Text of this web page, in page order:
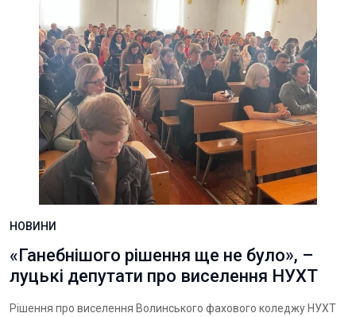
НОВИНИ
«Ганебнішого рішення ще не було», –
луцькі депутати про виселення НУХТ
Рішення про виселення Волинського фахового коледжу НУХТ